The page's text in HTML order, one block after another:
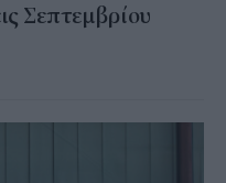
Σεπτεμβρίου